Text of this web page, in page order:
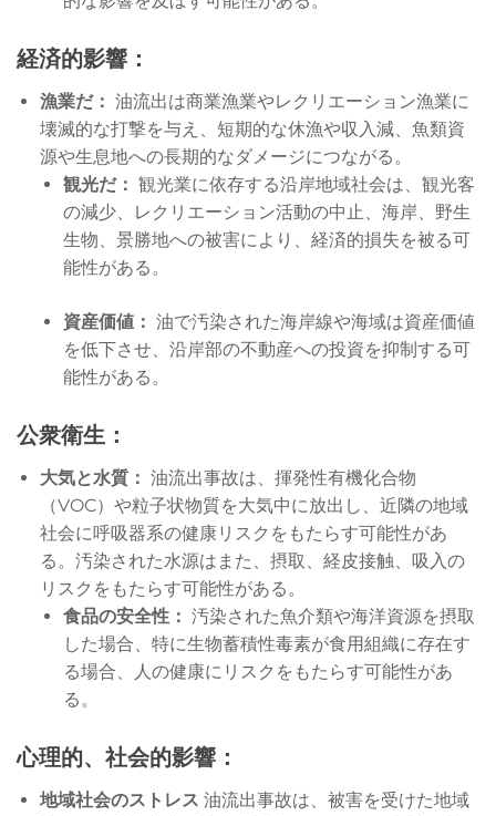
経済的影響：
漁業だ： 油流出は商業漁業やレクリエーション漁業に
壊滅的な打撃を与え、短期的な休漁や収入減、魚類資
源や生息地への長期的なダメージにつながる。
観光だ： 観光業に依存する沿岸地域社会は、観光客
の減少、レクリエーション活動の中止、海岸、野生
生物、景勝地への被害により、経済的損失を被る可
能性がある。
資産価値： 油で汚染された海岸線や海域は資産価値
を低下させ、沿岸部の不動産への投資を抑制する可
能性がある。
公衆衛生：
大気と水質： 油流出事故は、揮発性有機化合物
（VOC）や粒子状物質を大気中に放出し、近隣の地域
社会に呼吸器系の健康リスクをもたらす可能性があ
る。汚染された水源はまた、摂取、経皮接触、吸入の
リスクをもたらす可能性がある。
食品の安全性： 汚染された魚介類や海洋資源を摂取
した場合、特に生物蓄積性毒素が食用組織に存在す
る場合、人の健康にリスクをもたらす可能性があ
る。
心理的、社会的影響：
地域社会のストレス 油流出事故は、被害を受けた地域